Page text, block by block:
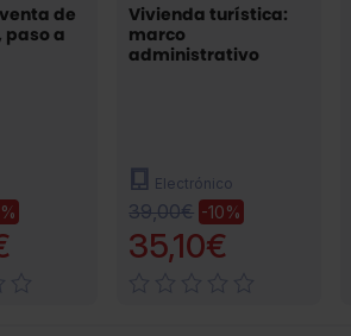
de
paso a
Vivienda turística:
marco
administrativo
Electrónico
39,00€ -10%
35,10€